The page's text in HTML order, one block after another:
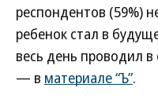
респондентов (59%)
ребенок стал в
весь день проводил
— в материале “Ъ”.